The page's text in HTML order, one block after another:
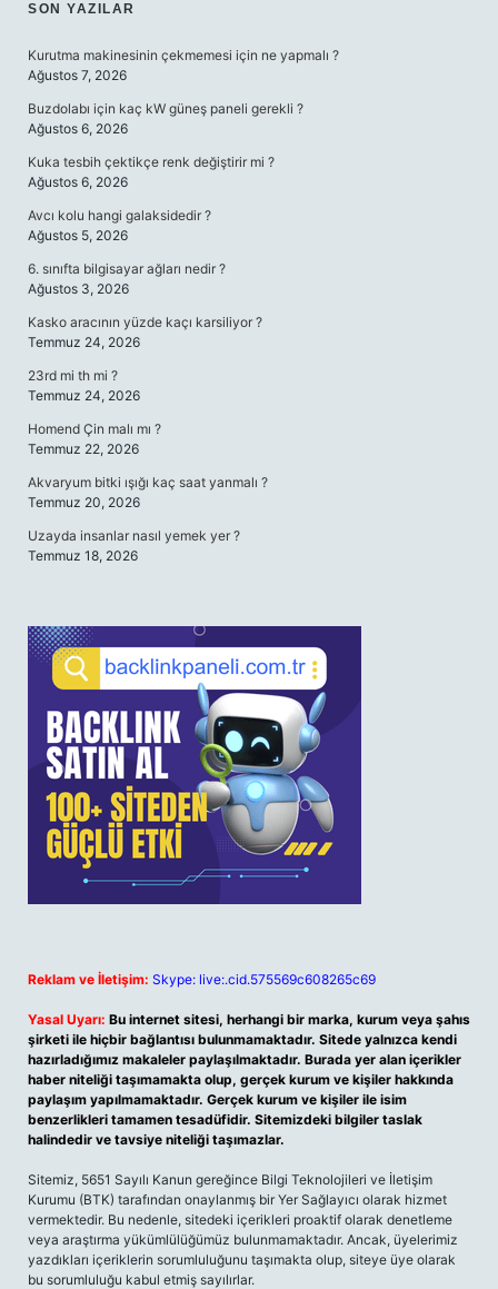
SIDEBAR
SON YAZILAR
Kurutma makinesinin çekmemesi için ne yapmalı ?
Ağustos 7, 2026
Buzdolabı için kaç kW güneş paneli gerekli ?
Ağustos 6, 2026
Kuka tesbih çektikçe renk değiştirir mi ?
Ağustos 6, 2026
Avcı kolu hangi galaksidedir ?
Ağustos 5, 2026
6. sınıfta bilgisayar ağları nedir ?
Ağustos 3, 2026
Kasko aracının yüzde kaçı karsiliyor ?
Temmuz 24, 2026
23rd mi th mi ?
Temmuz 24, 2026
Homend Çin malı mı ?
Temmuz 22, 2026
Akvaryum bitki ışığı kaç saat yanmalı ?
Temmuz 20, 2026
Uzayda insanlar nasıl yemek yer ?
Temmuz 18, 2026
Reklam ve İletişim: Skype: live:.cid.575569c608265c69
Yasal Uyarı: Bu internet sitesi, herhangi bir marka, kurum veya şahıs
şirketi ile hiçbir bağlantısı bulunmamaktadır. Sitede yalnızca kendi
hazırladığımız makaleler paylaşılmaktadır. Burada yer alan içerikler
haber niteliği taşımamakta olup, gerçek kurum ve kişiler hakkında
paylaşım yapılmamaktadır. Gerçek kurum ve kişiler ile isim
benzerlikleri tamamen tesadüfidir. Sitemizdeki bilgiler taslak
halindedir ve tavsiye niteliği taşımazlar.
Sitemiz, 5651 Sayılı Kanun gereğince Bilgi Teknolojileri ve İletişim
Kurumu (BTK) tarafından onaylanmış bir Yer Sağlayıcı olarak hizmet
vermektedir. Bu nedenle, sitedeki içerikleri proaktif olarak denetleme
veya araştırma yükümlülüğümüz bulunmamaktadır. Ancak, üyelerimiz
yazdıkları içeriklerin sorumluluğunu taşımakta olup, siteye üye olarak
bu sorumluluğu kabul etmiş sayılırlar.